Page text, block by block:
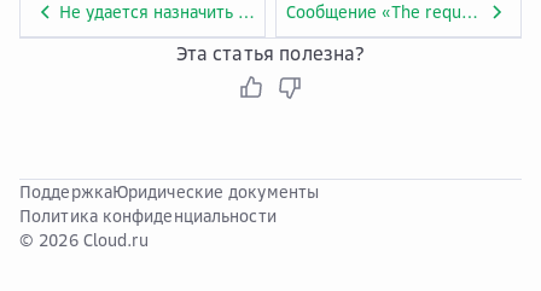
Не удается назначить сеть VM Сообщение «The requested operation could not be executed on vApp»
Эта статья полезна?
ПоддержкаЮридические документы
Политика конфиденциальности
© 2026 Cloud.ru